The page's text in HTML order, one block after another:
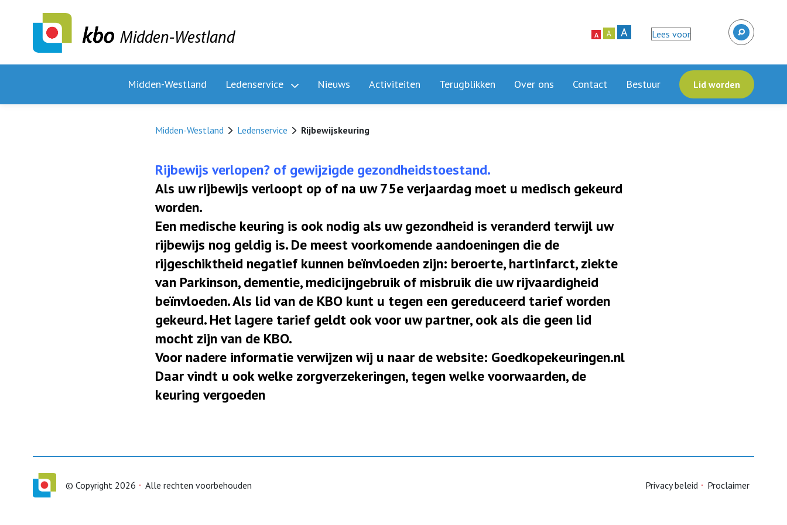
Midden-Westland A A A Lees voor
Midden-Westland Ledenservice Nieuws Activiteiten Terugblikken Over ons Contact Bestuur Lid worden
Midden-Westland Ledenservice Rijbewijskeuring
Rijbewijs verlopen? of gewijzigde gezondheidstoestand.
Als uw rijbewijs verloopt op of na uw 75e verjaardag moet u medisch gekeurd
worden.
Een medische keuring is ook nodig als uw gezondheid is veranderd terwijl uw
rijbewijs nog geldig is. De meest voorkomende aandoeningen die de
rijgeschiktheid negatief kunnen beïnvloeden zijn: beroerte, hartinfarct, ziekte
van Parkinson, dementie, medicijngebruik of misbruik die uw rijvaardigheid
beïnvloeden. Als lid van de KBO kunt u tegen een gereduceerd tarief worden
gekeurd. Het lagere tarief geldt ook voor uw partner, ook als die geen lid
mocht zijn van de KBO.
Voor nadere informatie verwijzen wij u naar de website: Goedkopekeuringen.nl
Daar vindt u ook welke zorgverzekeringen, tegen welke voorwaarden, de
keuring vergoeden
© Copyright 2026 Alle rechten voorbehouden Privacy beleid Proclaimer